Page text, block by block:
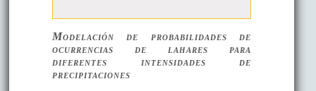
Modelación de probabilidades de
ocurrencias de lahares para
diferentes intensidades de
precipitaciones